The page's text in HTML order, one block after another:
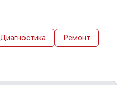
Диагностика Ремонт